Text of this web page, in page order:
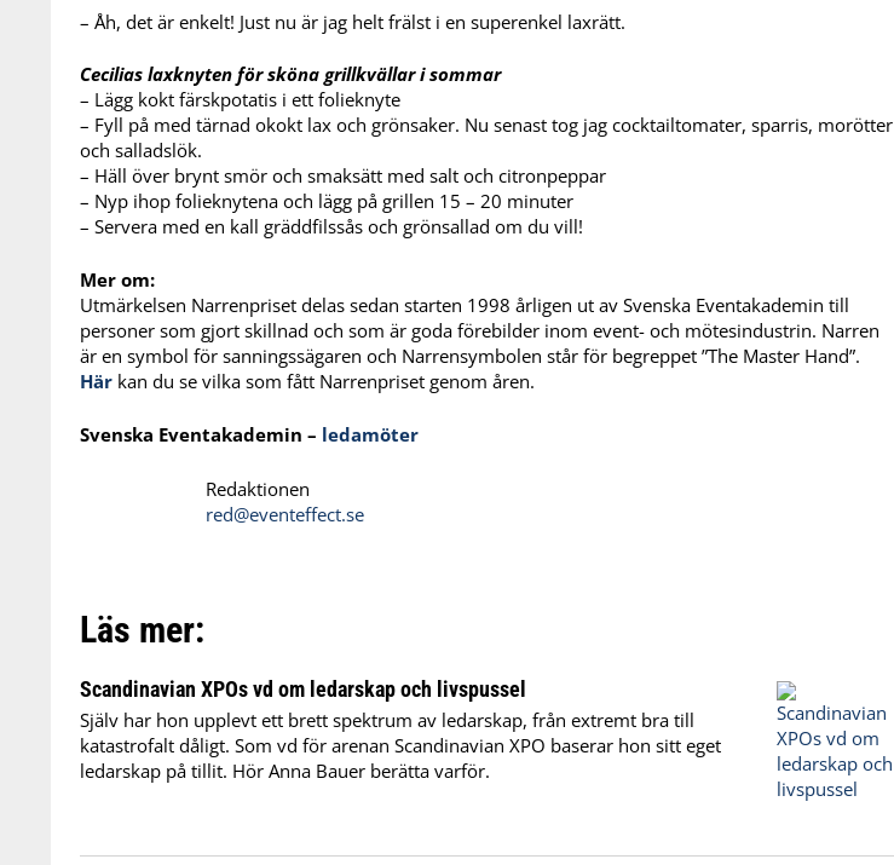
– Åh, det är enkelt! Just nu är jag helt frälst i en superenkel laxrätt.
Cecilias laxknyten för sköna grillkvällar i sommar
– Lägg kokt färskpotatis i ett folieknyte
– Fyll på med tärnad okokt lax och grönsaker. Nu senast tog jag cocktailtomater, sparris, morötter
och salladslök.
– Häll över brynt smör och smaksätt med salt och citronpeppar
– Nyp ihop folieknytena och lägg på grillen 15 – 20 minuter
– Servera med en kall gräddfilssås och grönsallad om du vill!
Mer om:
Utmärkelsen Narrenpriset delas sedan starten 1998 årligen ut av Svenska Eventakademin till
personer som gjort skillnad och som är goda förebilder inom event- och mötesindustrin. Narren
är en symbol för sanningssägaren och Narrensymbolen står för begreppet ”The Master Hand”.
Här kan du se vilka som fått Narrenpriset genom åren.
Svenska Eventakademin – ledamöter
Redaktionen
red@eventeffect.se
Läs mer:
Scandinavian XPOs vd om ledarskap och livspussel
Själv har hon upplevt ett brett spektrum av ledarskap, från extremt bra till
katastrofalt dåligt. Som vd för arenan Scandinavian XPO baserar hon sitt eget
ledarskap på tillit. Hör Anna Bauer berätta varför.